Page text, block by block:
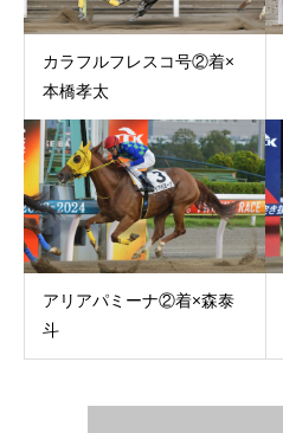
カラフルフレスコ号②着×
本橋孝太
アリアパミーナ②着×森泰
斗